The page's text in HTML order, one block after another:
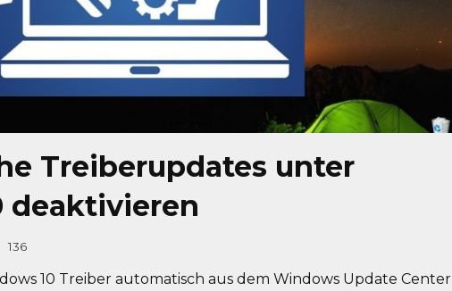
Treiberupdates unter
deaktivieren
136
10 Treiber automatisch aus dem Windows Update Center